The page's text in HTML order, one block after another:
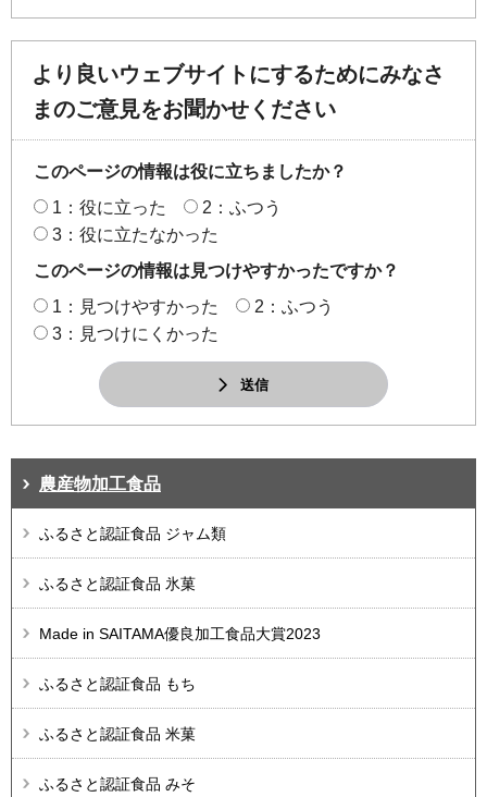
より良いウェブサイトにするためにみなさ
まのご意見をお聞かせください
このページの情報は役に立ちましたか？
1：役に立った
2：ふつう
3：役に立たなかった
このページの情報は見つけやすかったですか？
1：見つけやすかった
2：ふつう
3：見つけにくかった
送信
農産物加工食品
ふるさと認証食品 ジャム類
ふるさと認証食品 氷菓
Made in SAITAMA優良加工食品大賞2023
ふるさと認証食品 もち
ふるさと認証食品 米菓
ふるさと認証食品 みそ